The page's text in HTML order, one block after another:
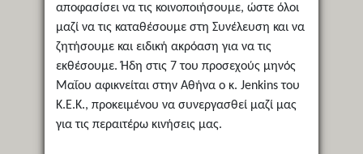
αποφασίσει να τις κοινοποιήσουμε, ώστε όλοι
μαζί να τις καταθέσουμε στη Συνέλευση και να
ζητήσουμε και ειδική ακρόαση για να τις
εκθέσουμε. Ήδη στις 7 του προσεχούς μηνός
Μαΐου αφικνείται στην Αθήνα ο κ. Jenkins του
Κ.Ε.Κ., προκειμένου να συνεργασθεί μαζί μας
για τις περαιτέρω κινήσεις μας.